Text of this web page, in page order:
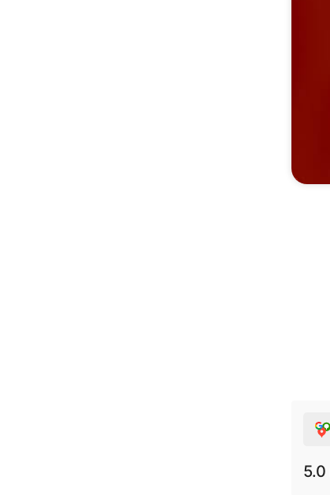
5.0